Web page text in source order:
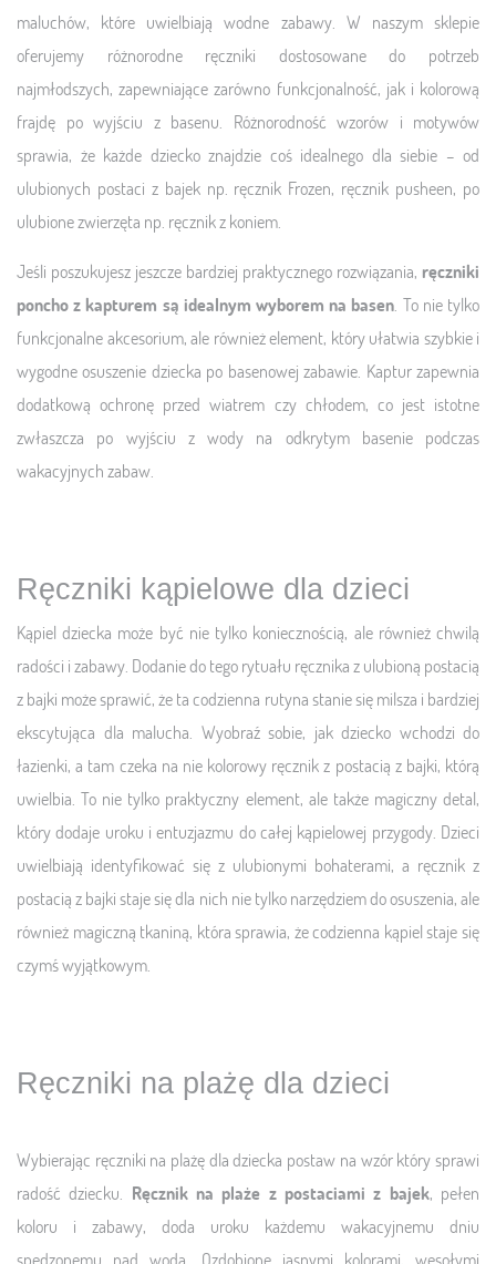
maluchów, które uwielbiają wodne zabawy. W naszym sklepie
oferujemy różnorodne ręczniki dostosowane do potrzeb
najmłodszych, zapewniające zarówno funkcjonalność, jak i kolorową
frajdę po wyjściu z basenu. Różnorodność wzorów i motywów
sprawia, że każde dziecko znajdzie coś idealnego dla siebie – od
ulubionych postaci z bajek np. ręcznik Frozen, ręcznik pusheen, po
ulubione zwierzęta np. ręcznik z koniem.
Jeśli poszukujesz jeszcze bardziej praktycznego rozwiązania, ręczniki
poncho z kapturem są idealnym wyborem na basen . To nie tylko
funkcjonalne akcesorium, ale również element, który ułatwia szybkie i
wygodne osuszenie dziecka po basenowej zabawie. Kaptur zapewnia
dodatkową ochronę przed wiatrem czy chłodem, co jest istotne
zwłaszcza po wyjściu z wody na odkrytym basenie podczas
wakacyjnych zabaw.
Ręczniki kąpielowe dla dzieci
Kąpiel dziecka może być nie tylko koniecznością, ale również chwilą
radości i zabawy. Dodanie do tego rytuału ręcznika z ulubioną postacią
z bajki może sprawić, że ta codzienna rutyna stanie się milsza i bardziej
ekscytująca dla malucha. Wyobraź sobie, jak dziecko wchodzi do
łazienki, a tam czeka na nie kolorowy ręcznik z postacią z bajki, którą
uwielbia. To nie tylko praktyczny element, ale także magiczny detal,
który dodaje uroku i entuzjazmu do całej kąpielowej przygody. Dzieci
uwielbiają identyfikować się z ulubionymi bohaterami, a ręcznik z
postacią z bajki staje się dla nich nie tylko narzędziem do osuszenia, ale
również magiczną tkaniną, która sprawia, że codzienna kąpiel staje się
czymś wyjątkowym.
Ręczniki na plażę dla dzieci
Wybierając ręczniki na plażę dla dziecka postaw na wzór który sprawi
radość dziecku. Ręcznik na plaże z postaciami z bajek, pełen
koloru i zabawy, doda uroku każdemu wakacyjnemu dniu
spędzonemu nad wodą. Ozdobione jasnymi kolorami, wesołymi